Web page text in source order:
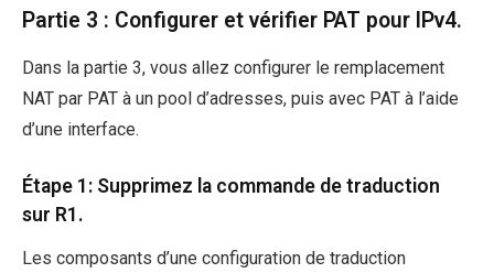
Partie 3 : Configurer et vérifier PAT pour IPv4.
Dans la partie 3, vous allez configurer le remplacement
NAT par PAT à un pool d’adresses, puis avec PAT à l’aide
d’une interface.
Étape 1: Supprimez la commande de traduction
sur R1.
Les composants d’une configuration de traduction